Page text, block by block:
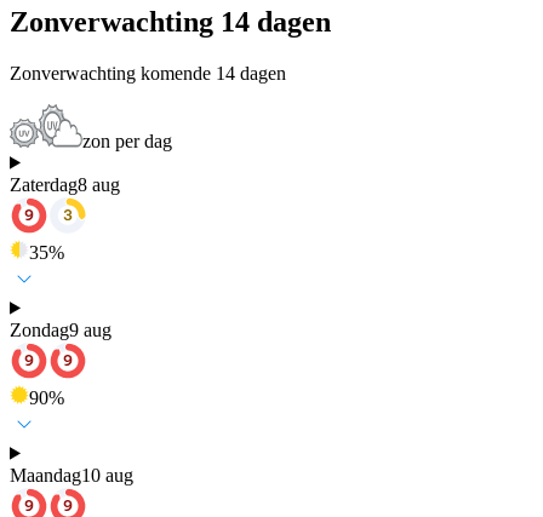
Zonverwachting 14 dagen
Zonverwachting komende 14 dagen
zon per dag
Zaterdag8 aug
35%
Zondag9 aug
90%
Maandag10 aug